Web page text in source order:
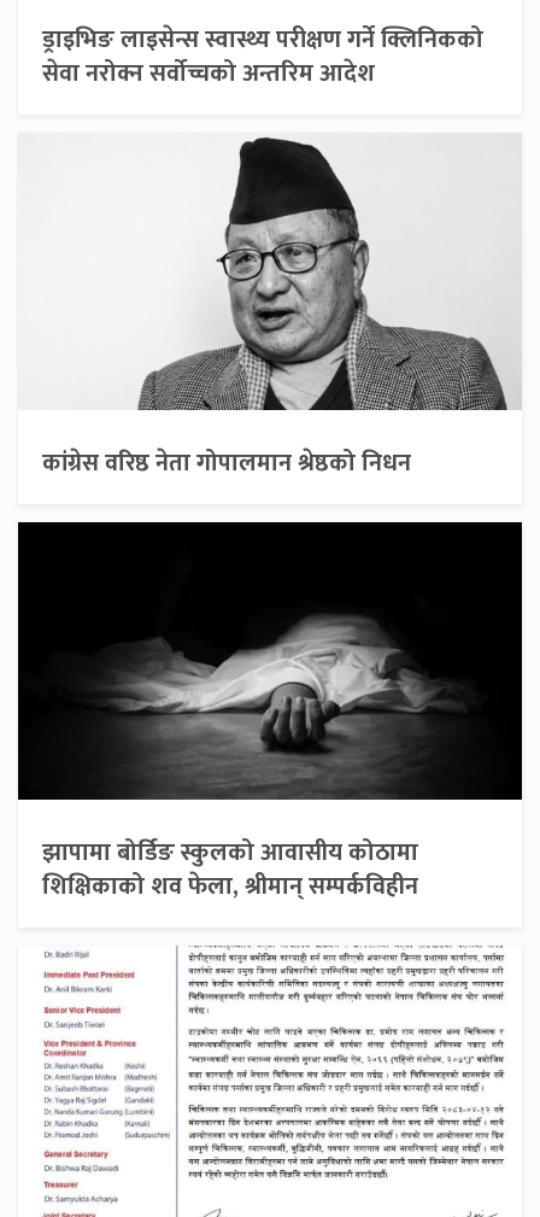
ड्राइभिङ लाइसेन्स स्वास्थ्य परीक्षण गर्ने क्लिनिकको
सेवा नरोक्न सर्वोच्चको अन्तरिम आदेश
कांग्रेस वरिष्ठ नेता गोपालमान श्रेष्ठको निधन
झापामा बोर्डिङ स्कुलको आवासीय कोठामा
शिक्षिकाको शव फेला, श्रीमान् सम्पर्कविहीन